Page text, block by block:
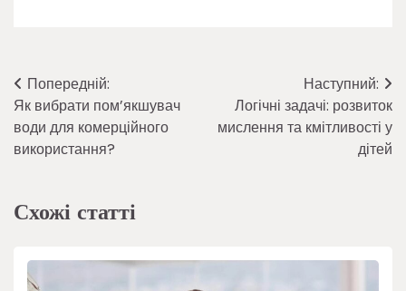
Навігація
записів
Попередній:
Як вибрати пом’якшувач
води для комерційного
використання?
Наступний:
Логічні задачі: розвиток
мислення та кмітливості у
дітей
Схожі статті